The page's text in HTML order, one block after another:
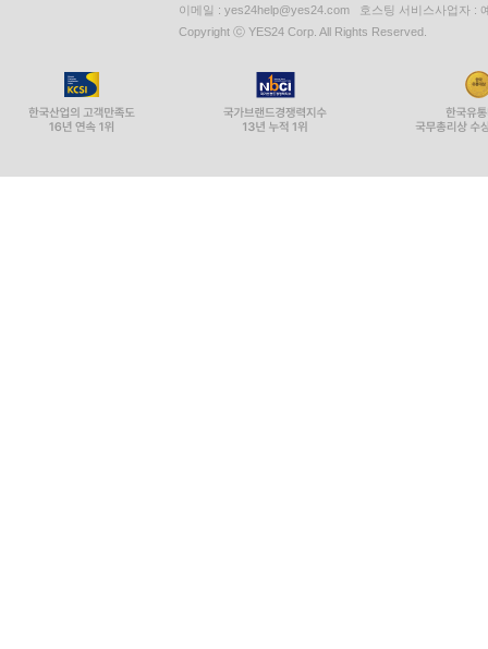
이메일 : yes24help@yes24.com 호스팅 서비스사업자 :
Copyright ⓒ YES24 Corp. All Rights Reserved.